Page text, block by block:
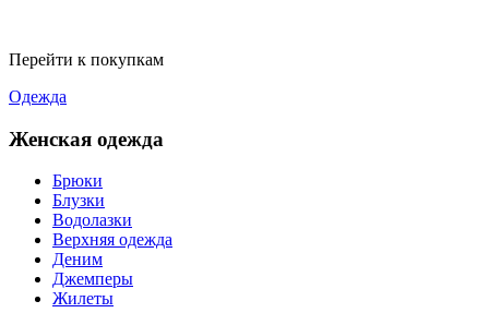
Перейти к покупкам
Одежда
Женская одежда
Брюки
Блузки
Водолазки
Верхняя одежда
Деним
Джемперы
Жилеты